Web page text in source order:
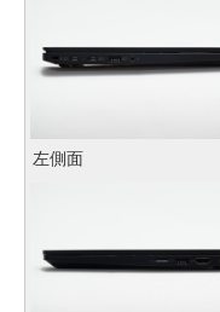
左側面